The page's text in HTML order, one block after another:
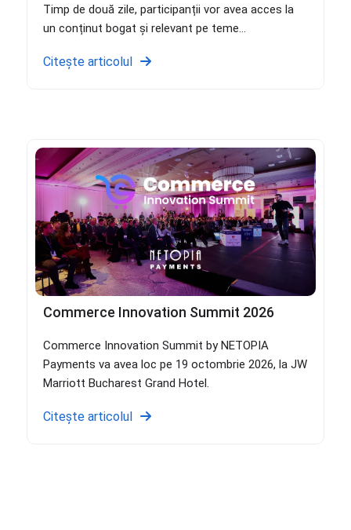
Timp de două zile, participanții vor avea acces la
un conținut bogat și relevant pe teme...
Citește articolul
Commerce Innovation Summit 2026
Commerce Innovation Summit by NETOPIA
Payments va avea loc pe 19 octombrie 2026, la JW
Marriott Bucharest Grand Hotel.
Citește articolul